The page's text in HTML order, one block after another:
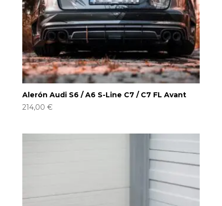
Alerón Audi S6 / A6 S-Line C7 / C7 FL Avant
214,00 €